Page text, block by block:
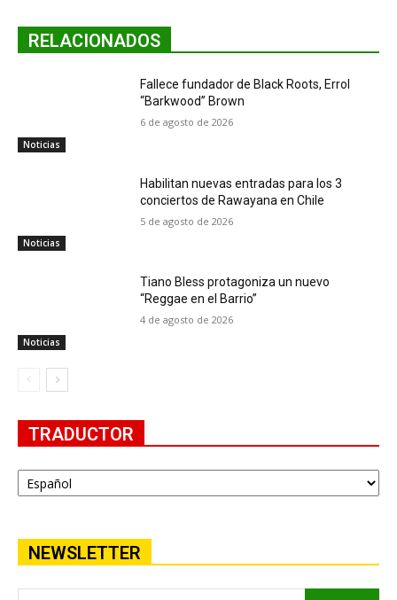
RELACIONADOS
Noticias
Fallece fundador de Black Roots, Errol
“Barkwood” Brown
6 de agosto de 2026
Noticias
Habilitan nuevas entradas para los 3
conciertos de Rawayana en Chile
5 de agosto de 2026
Noticias
Tiano Bless protagoniza un nuevo
“Reggae en el Barrio”
4 de agosto de 2026
TRADUCTOR
NEWSLETTER